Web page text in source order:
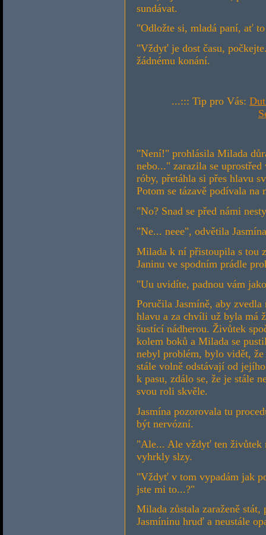
sundávat.
"Odložte si, mladá paní, ať
"Vždyť je dost času,
žádnému konání.
...::: Tip pro Vás:
"Není!" prohlásila Milada
nebo..." zarazila se
róby, přetáhla si přes hlavu
Potom se tázavě podívala na
"No? Snad se před námi
"Ne... neee", odvětila
Milada k ní přistoupila s tou
Janinu ve spodním prádle
"Uu uvidíte, padnou vám
Poručila Jasmíně, aby
hlavu a za chvíli už byla má
šustící nádherou. Živůtek
kolem boků a Milada se
nebyl problém, bylo vidět,
stále volně odstávají od
k pasu, zdálo se, že je stále
svou roli skvěle.
Jasmína pozorovala tu
být nervózní.
"Ale... Ale vždyť ten živůtek
vyhrkly slzy.
"Vždyť v tom vypadám jak
jste mi to...?"
Milada zůstala zaraženě
Jasmíninu hruď a neustále